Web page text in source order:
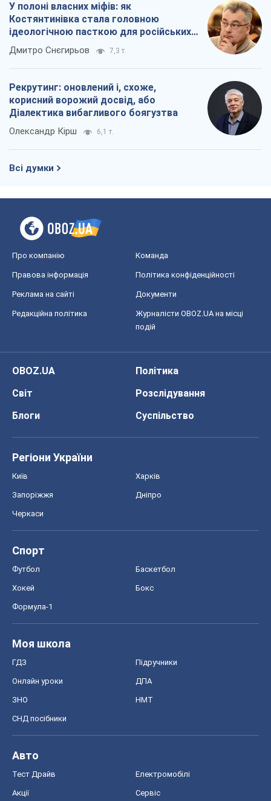
У полоні власних міфів: як
Костянтинівка стала головною
ідеологічною пасткою для російських
окупантів
Дмитро Снєгирьов 7,3 т.
Рекрутинг: оновлений і, схоже,
корисний ворожий досвід, або
Діалектика вибагливого боягузтва
Олександр Кірш 6,1 т.
Всі думки
Про компанію Команда
Правова інформація Політика конфіденційності
Реклама на сайті Документи
Редакційна політика
Журналісти OBOZ.UA на місці
подій
OBOZ.UA
Політика
Світ
Розслідування
Блоги
Суспільство
Регіони України
Київ Харків
Запоріжжя Дніпро
Черкаси
Спорт
Футбол Баскетбол
Хокей Бокс
Формула-1
Моя школа
ГДЗ Підручники
Онлайн уроки ДПА
ЗНО НМТ
СНД посібники
Авто
Тест Драйв Електромобілі
Акції Сервіс